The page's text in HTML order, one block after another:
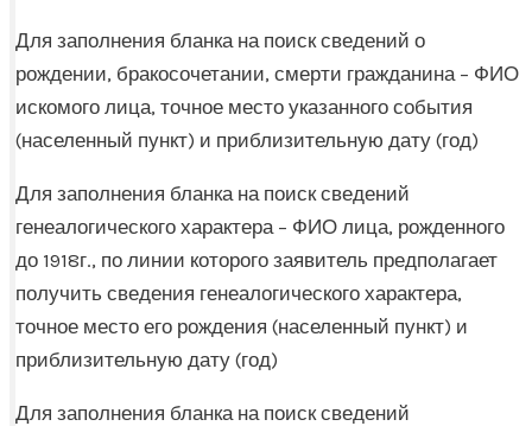
Для заполнения бланка на поиск сведений о
рождении, бракосочетании, смерти гражданина – ФИО
искомого лица, точное место указанного события
(населенный пункт) и приблизительную дату (год)
Для заполнения бланка на поиск сведений
генеалогического характера – ФИО лица, рожденного
до 1918г., по линии которого заявитель предполагает
получить сведения генеалогического характера,
точное место его рождения (населенный пункт) и
приблизительную дату (год)
Для заполнения бланка на поиск сведений